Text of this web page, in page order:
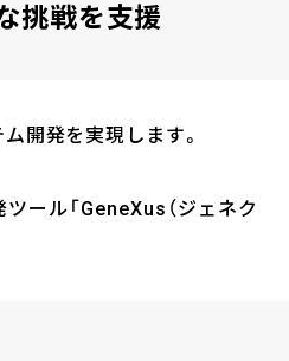
挑戦を支援
開発を実現します。
ール「GeneXus（ジェネク